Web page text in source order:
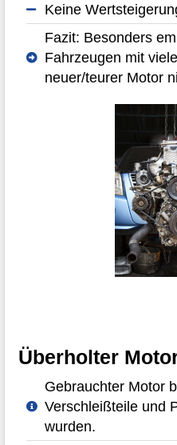
Keine
Fazit: Besonders
Fahrzeugen mit
neuer/teurer Motor
Überholter
Gebrauchter Motor
Verschleißteile und
wurden.